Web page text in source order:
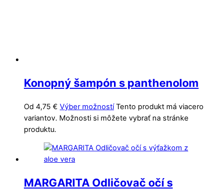
Konopný šampón s panthenolom
Od 4,75 € Výber možností Tento produkt má viacero
variantov. Možnosti si môžete vybrať na stránke
produktu.
MARGARITA Odličovač očí s